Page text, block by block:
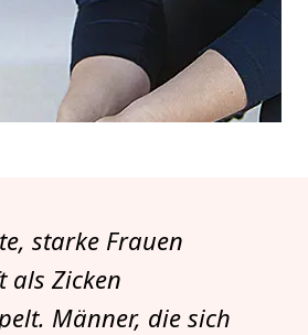
starke Frauen
als Zicken
Männer, die sich